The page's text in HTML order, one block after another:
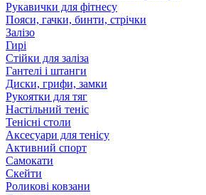
Рукавички для фітнесу
Пояси, гачки, бинти, стрічки
Залізо
Гирі
Стійки для заліза
Гантелі і штанги
Диски, грифи, замки
Рукоятки для тяг
Настільний теніс
Тенісні столи
Аксесуари для тенісу
Активний спорт
Самокати
Скейти
Роликові ковзани